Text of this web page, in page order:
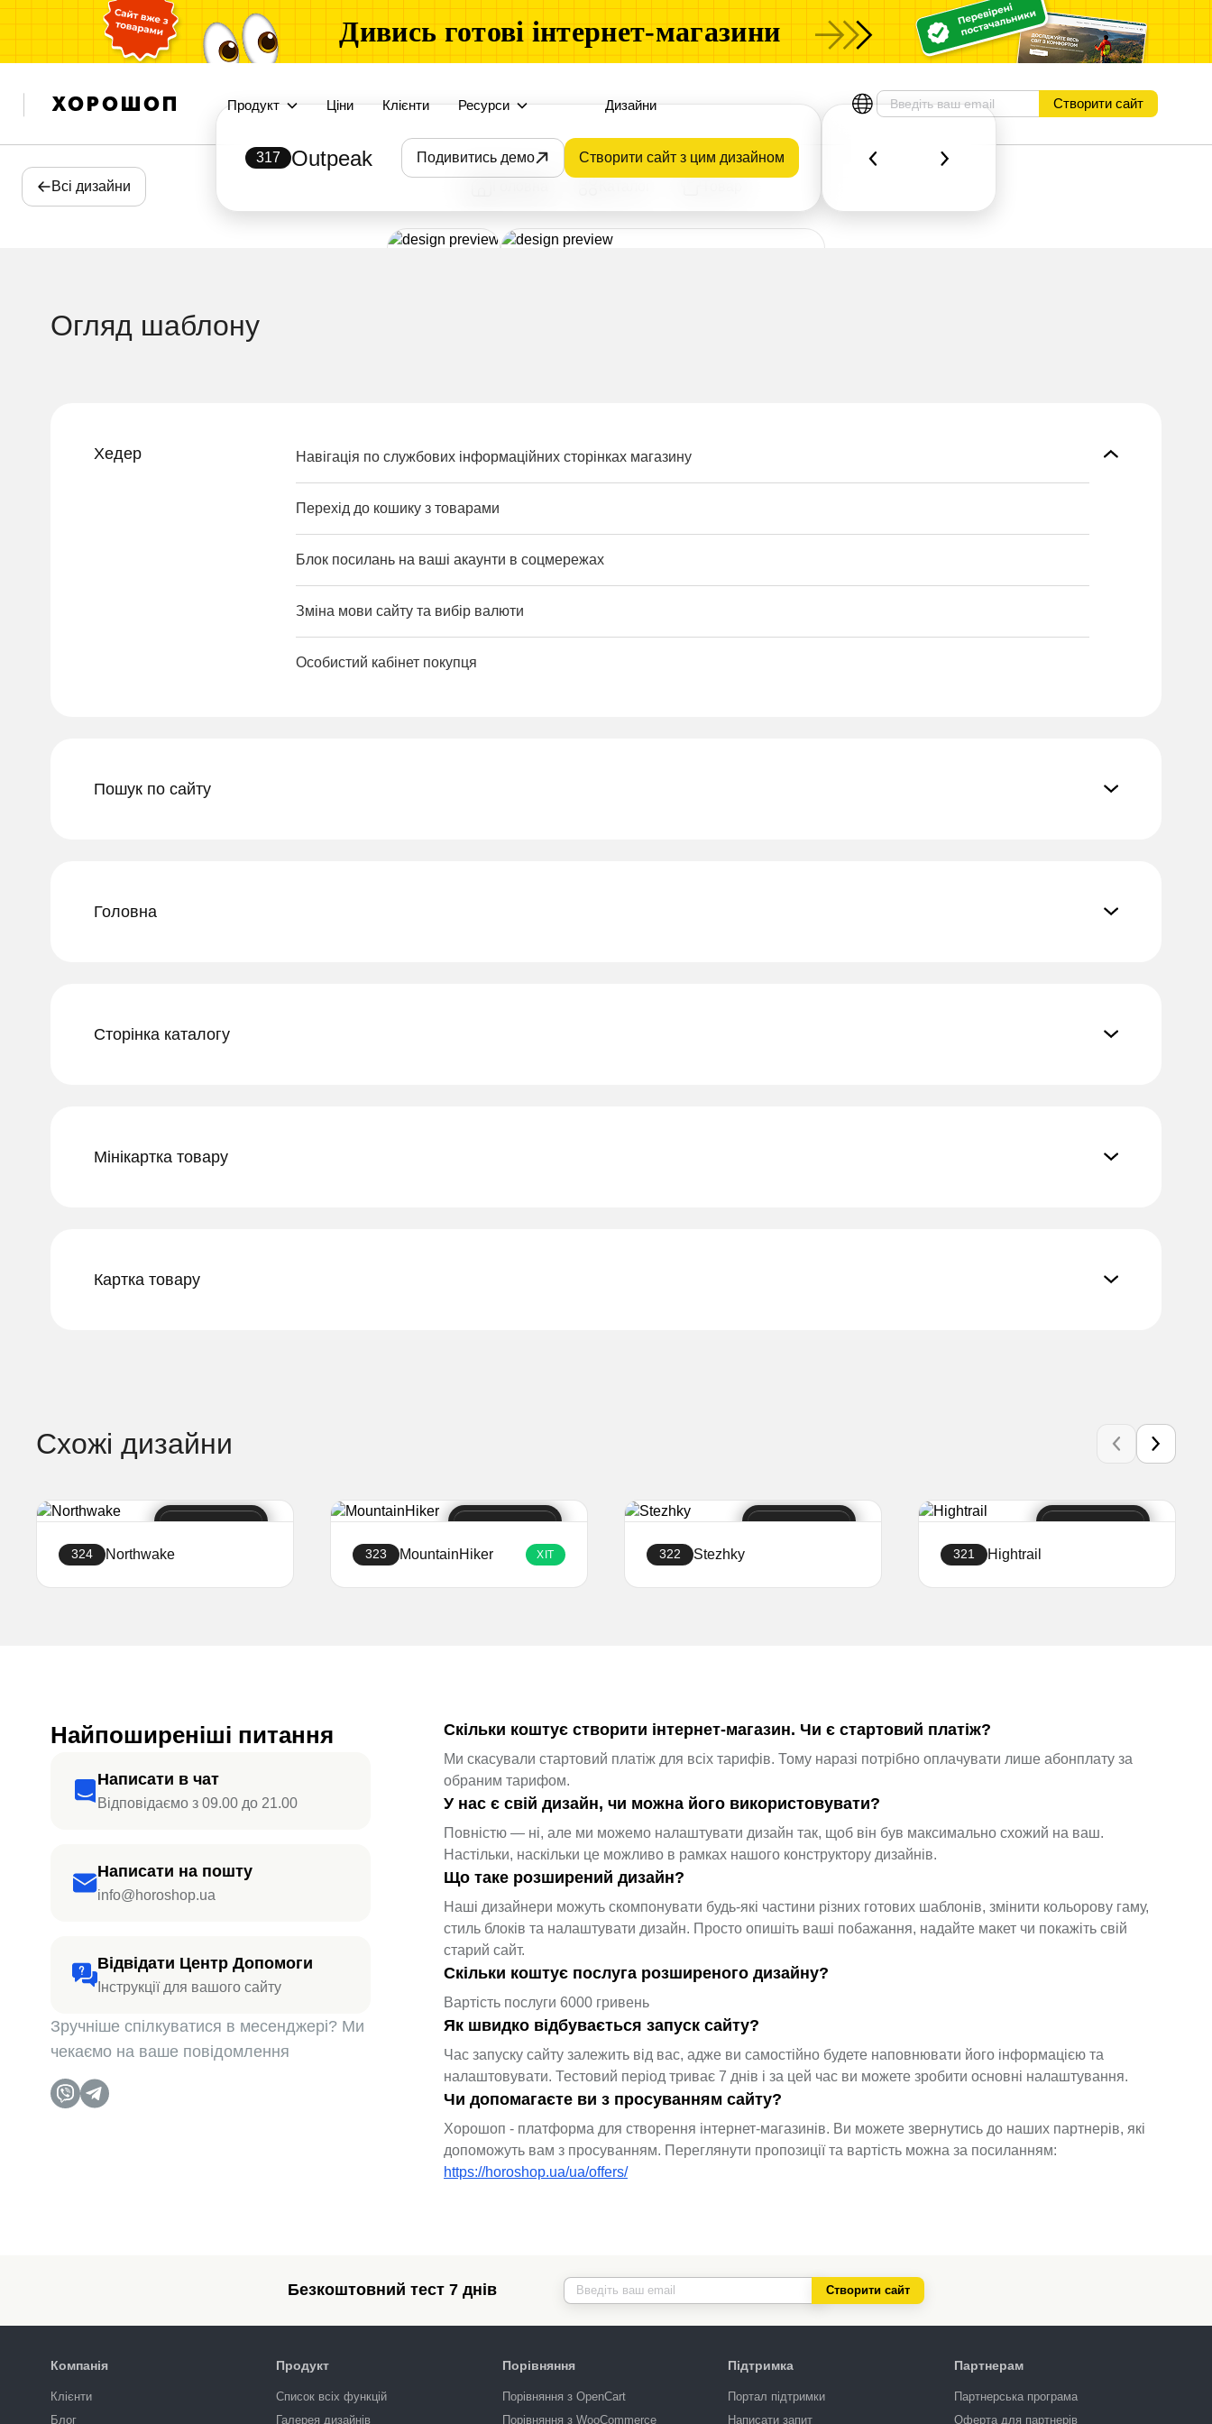
Дивись готові інтернет-магазини
Продукт Ціни Клієнти Ресурси Дизайни Створити сайт
Всі дизайни
317 Outpeak Подивитись демо Створити сайт з цим дизайном
Огляд шаблону
Хедер Навігація по службових інформаційних сторінках магазину
Перехід до кошику з товарами
Блок посилань на ваші акаунти в соцмережах
Зміна мови сайту та вибір валюти
Особистий кабінет покупця
Пошук по сайту
Головна
Сторінка каталогу
Мінікартка товару
Картка товару
Схожі дизайни
324 Northwake 323 MountainHiker ХІТ 322 Stezhky 321 Hightrail
Найпоширеніші питання
Написати в чат
Відповідаємо з 09.00 до 21.00
Написати на пошту
info@horoshop.ua
Відвідати Центр Допомоги
Інструкції для вашого сайту
Зручніше спілкуватися в месенджері? Ми
чекаємо на ваше повідомлення
Скільки коштує створити інтернет-магазин. Чи є стартовий платіж?
Ми скасували стартовий платіж для всіх тарифів. Тому наразі потрібно оплачувати лише абонплату за
обраним тарифом.
У нас є свій дизайн, чи можна його використовувати?
Повністю — ні, але ми можемо налаштувати дизайн так, щоб він був максимально схожий на ваш.
Настільки, наскільки це можливо в рамках нашого конструктору дизайнів.
Що таке розширений дизайн?
Наші дизайнери можуть скомпонувати будь-які частини різних готових шаблонів, змінити кольорову гаму,
стиль блоків та налаштувати дизайн. Просто опишіть ваші побажання, надайте макет чи покажіть свій
старий сайт.
Скільки коштує послуга розширеного дизайну?
Вартість послуги 6000 гривень
Як швидко відбувається запуск сайту?
Час запуску сайту залежить від вас, адже ви самостійно будете наповнювати його інформацією та
налаштовувати. Тестовий період триває 7 днів і за цей час ви можете зробити основні налаштування.
Чи допомагаєте ви з просуванням сайту?
Хорошоп - платформа для створення інтернет-магазинів. Ви можете звернутись до наших партнерів, які
допоможуть вам з просуванням. Переглянути пропозиції та вартість можна за посиланням:
https://horoshop.ua/ua/offers/
Безкоштовний тест 7 днів Створити сайт
Компанія
Клієнти
Блог
Продукт
Список всіх функцій
Галерея дизайнів
Порівняння
Порівняння з OpenCart
Порівняння з WooCommerce
Підтримка
Портал підтримки
Написати запит
Партнерам
Партнерська програма
Оферта для партнерів